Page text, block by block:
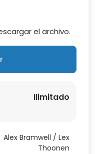
el archivo.
Ilimitado
Alex Bramwell / Lex
Thoonen